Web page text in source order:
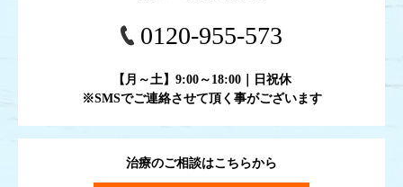
治療のご相談はこちらから
0120-955-573
【月～土】9:00～18:00｜日祝休
※SMSでご連絡させて頂く事がございます